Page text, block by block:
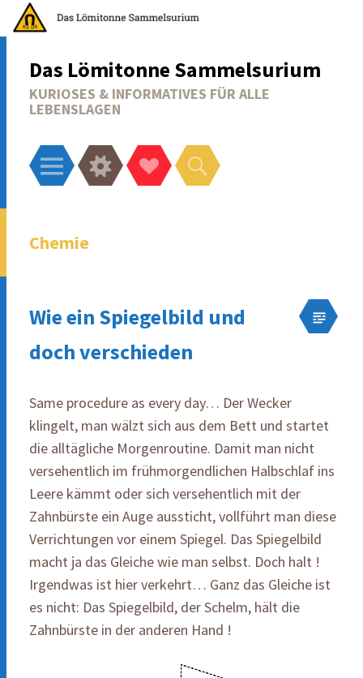
Das Lömitonne Sammelsurium
KURIOSES & INFORMATIVES FÜR ALLE
LEBENSLAGEN
Menü WidgetsSocial-
Links
Suchen
Chemie
Wie ein Spiegelbild und
doch verschieden
Same procedure as every day… Der Wecker
klingelt, man wälzt sich aus dem Bett und startet
die alltägliche Morgenroutine. Damit man nicht
versehentlich im frühmorgendlichen Halbschlaf ins
Leere kämmt oder sich versehentlich mit der
Zahnbürste ein Auge aussticht, vollführt man diese
Verrichtungen vor einem Spiegel. Das Spiegelbild
macht ja das Gleiche wie man selbst. Doch halt !
Irgendwas ist hier verkehrt… Ganz das Gleiche ist
es nicht: Das Spiegelbild, der Schelm, hält die
Zahnbürste in der anderen Hand !